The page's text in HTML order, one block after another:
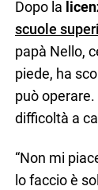
Dopo la
scuole
papà Nello,
piede, ha
può
difficoltà a
“Non mi
lo faccio è